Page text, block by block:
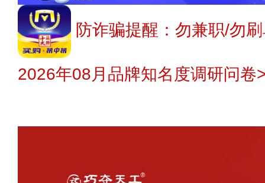
防诈骗提醒：勿兼职/勿
2026年08月品牌知名度调研问卷